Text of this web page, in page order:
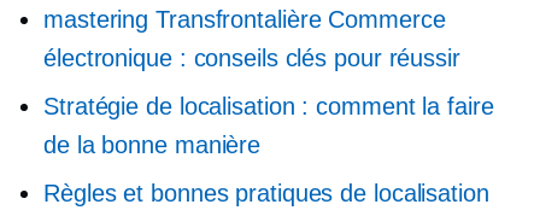
masteringTransfrontalièreCommerce
électronique : conseils clés pour réussir
Stratégie de localisation : comment la faire
de la bonne manière
Règles et bonnes pratiques de localisation